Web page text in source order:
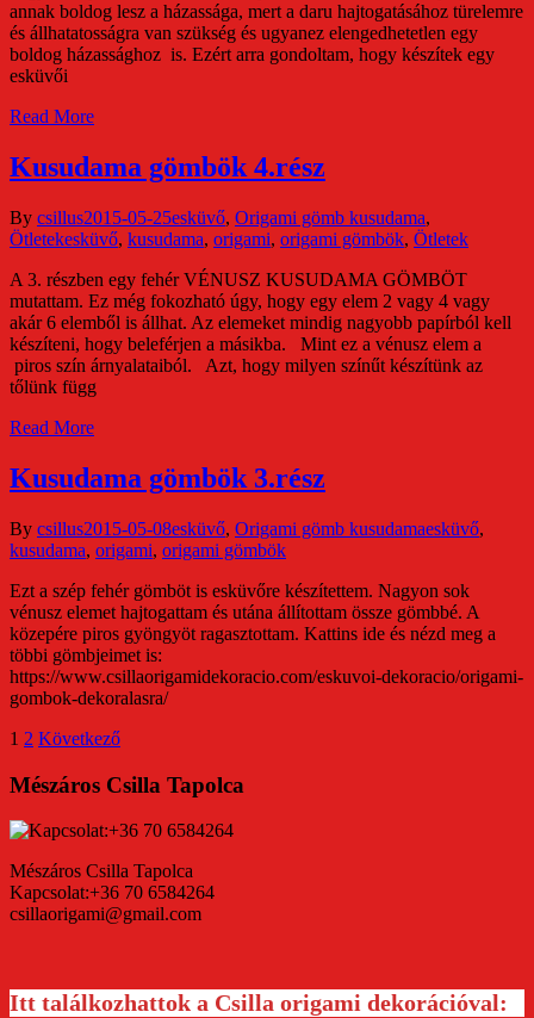
annak boldog lesz a házassága, mert a daru hajtogatásához türelemre
és állhatatosságra van szükség és ugyanez elengedhetetlen egy
boldog házassághoz is. Ezért arra gondoltam, hogy készítek egy
esküvői
Read More
Kusudama gömbök 4.rész
By csillus2015-05-25esküvő, Origami gömb kusudama,
Ötletekesküvő, kusudama, origami, origami gömbök, Ötletek
A 3. részben egy fehér VÉNUSZ KUSUDAMA GÖMBÖT
mutattam. Ez még fokozható úgy, hogy egy elem 2 vagy 4 vagy
akár 6 elemből is állhat. Az elemeket mindig nagyobb papírból kell
készíteni, hogy beleférjen a másikba. Mint ez a vénusz elem a
piros szín árnyalataiból. Azt, hogy milyen színűt készítünk az
tőlünk függ
Read More
Kusudama gömbök 3.rész
By csillus2015-05-08esküvő, Origami gömb kusudamaesküvő,
kusudama, origami, origami gömbök
Ezt a szép fehér gömböt is esküvőre készítettem. Nagyon sok
vénusz elemet hajtogattam és utána állítottam össze gömbbé. A
közepére piros gyöngyöt ragasztottam. Kattins ide és nézd meg a
többi gömbjeimet is:
https://www.csillaorigamidekoracio.com/eskuvoi-dekoracio/origami-
gombok-dekoralasra/
Bejegyzések
lapozása
1 2 Következő
Mészáros Csilla Tapolca
Mészáros Csilla Tapolca
Kapcsolat:+36 70 6584264
csillaorigami@gmail.com
Itt találkozhattok a Csilla origami dekorációval: